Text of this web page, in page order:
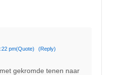
pm(Quote) (Reply)
gekromde tenen naar